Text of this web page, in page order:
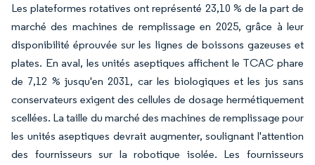
Les plateformes rotatives ont représenté 23,10 % de la part de
marché des machines de remplissage en 2025, grâce à leur
disponibilité éprouvée sur les lignes de boissons gazeuses et
plates. En aval, les unités aseptiques affichent le TCAC phare
de 7,12 % jusqu'en 2031, car les biologiques et les jus sans
conservateurs exigent des cellules de dosage hermétiquement
scellées. La taille du marché des machines de remplissage pour
les unités aseptiques devrait augmenter, soulignant l'attention
des fournisseurs sur la robotique isolée. Les fournisseurs